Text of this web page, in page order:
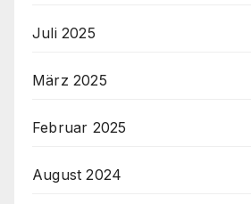
Juli 2025
März 2025
Februar 2025
August 2024